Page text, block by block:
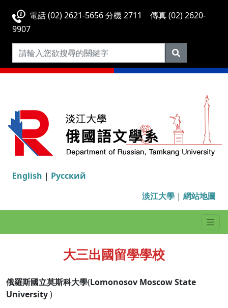
電話 (02) 2621-5656 分機 2711 傳真 (02) 2620-
9907
English | Русский
淡江大學 | 網站地圖
大三出國留學學校
俄羅斯國立莫斯科大學(Lomonosov Moscow State
University)